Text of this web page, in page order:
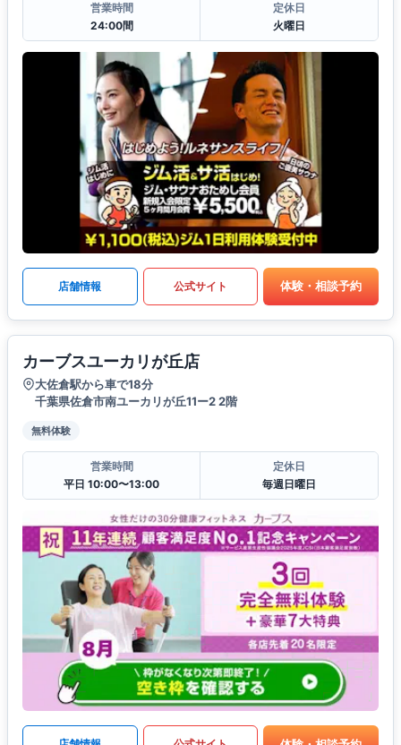
営業時間
24:00間
定休日
火曜日
店舗情報 公式サイト 体験・相談予約
カーブスユーカリが丘店
大佐倉駅から車で18分
千葉県佐倉市南ユーカリが丘11ー2 2階
無料体験
営業時間
平日 10:00〜13:00
定休日
毎週日曜日